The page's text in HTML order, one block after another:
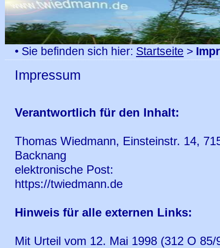
• Sie befinden sich hier: Startseite >
Impressum
Verantwortlich für den Inhalt:
Thomas Wiedmann, Einsteinstr. 14,
Backnang
elektronische Post:
https://twiedmann.de
Hinweis für alle externen Links:
Mit Urteil vom 12. Mai 1998 (312 O 85/